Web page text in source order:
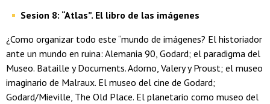
Sesion 8: “Atlas”. El libro de las imágenes
¿Como organizar todo este “mundo de imágenes? El historiador
ante un mundo en ruina: Alemania 90, Godard; el paradigma del
Museo. Bataille y Documents. Adorno, Valery y Proust; el museo
imaginario de Malraux. El museo del cine de Godard;
Godard/Mieville, The Old Place. El planetario como museo del